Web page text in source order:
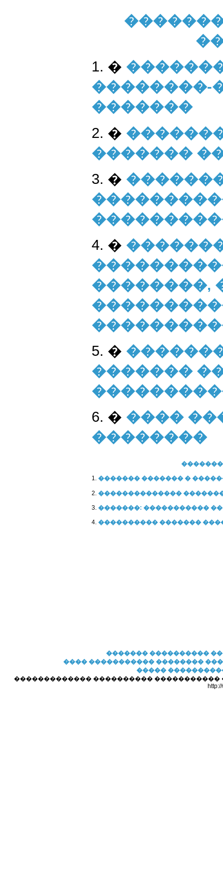
1. �
��������-
�������
2. �
�������
3. �
4. �
��������,
5. �
�������
6. � ����
��������
1. ������� ������� �
2. ��������������
3. �������: �����������
4. ���������� �������
������� ����������
���� ����������� ��������
�����
������������� ���������� ����������� ���